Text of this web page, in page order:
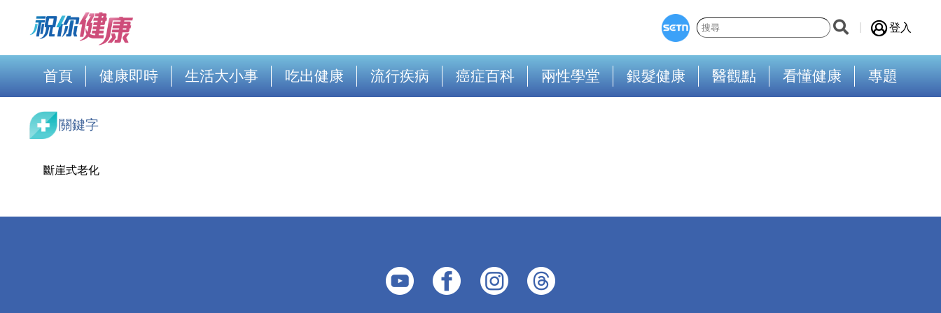
登入
首頁 健康即時 生活大小事 吃出健康 流行疾病 癌症百科 兩性學堂 銀髮健康 醫觀點 看懂健康 專題
關鍵字
斷崖式老化